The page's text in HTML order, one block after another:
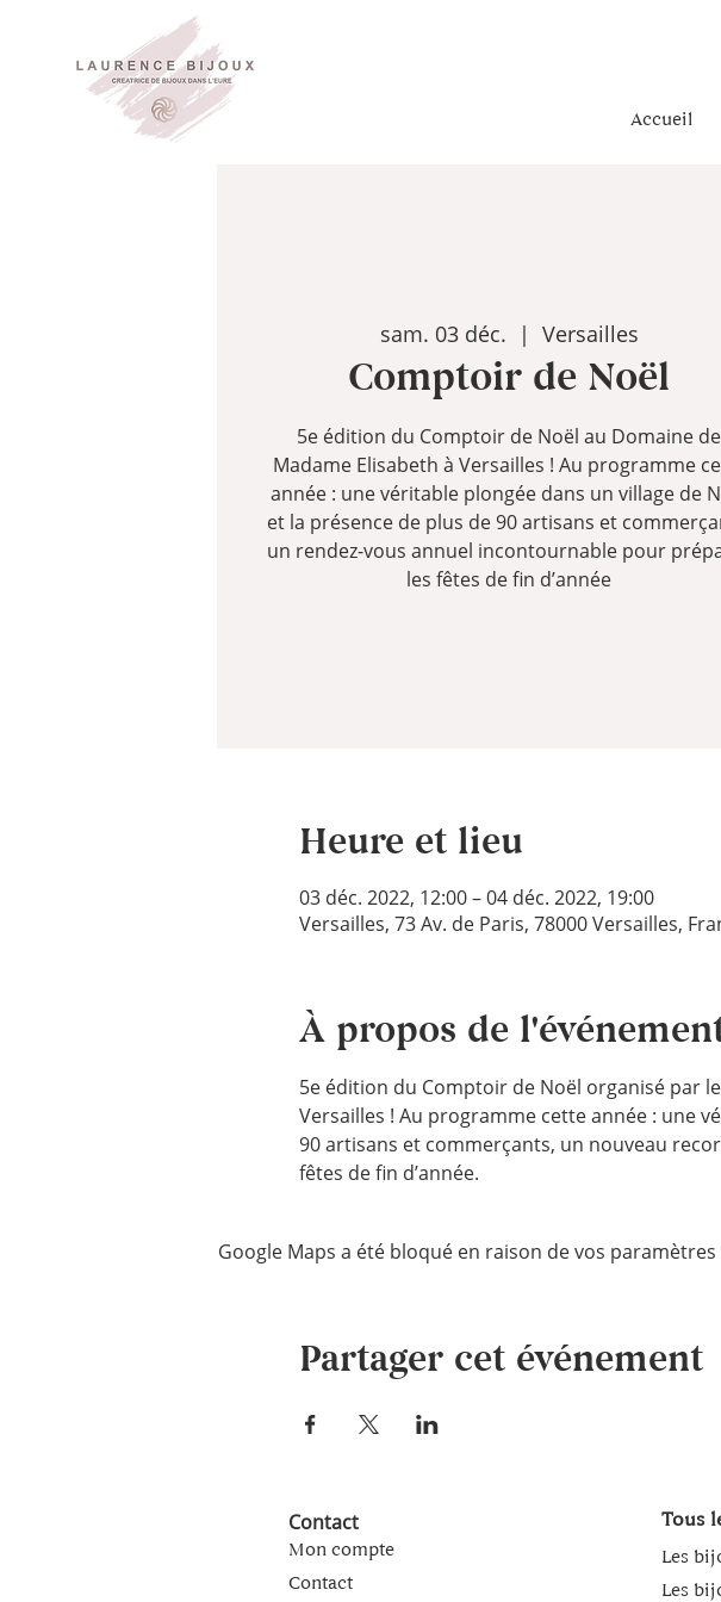
Accueil
sam. 03 déc.
  |
Versailles
Comptoir de Noël
5e édition du Comptoir de Noël au Domaine de
Madame Elisabeth à Versailles ! Au programme
année : une véritable plongée dans un village de
et la présence de plus de 90 artisans et
un rendez-vous annuel incontournable pour
les fêtes de fin d’année
Heure et lieu
03 déc. 2022, 12:00 – 04 déc. 2022, 19:00
Versailles, 73 Av. de Paris, 78000 Versailles,
À propos de
5e édition du Comptoir de Noël organisé par
Versailles ! Au programme cette année : une
90 artisans et commerçants, un nouveau
fêtes de fin d’année.
Google Maps a été bloqué en raison de vos
Partager cet événement
Contact
Mon compte
Contact
Tous
Les
Les